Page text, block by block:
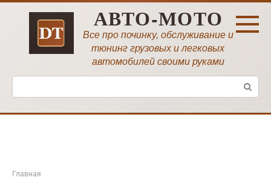
Перейти
АВТО-МОТО
Все про починку, обслуживание и
тюнинг грузовых и легковых
автомобилей своими руками
Поиск:
Главная